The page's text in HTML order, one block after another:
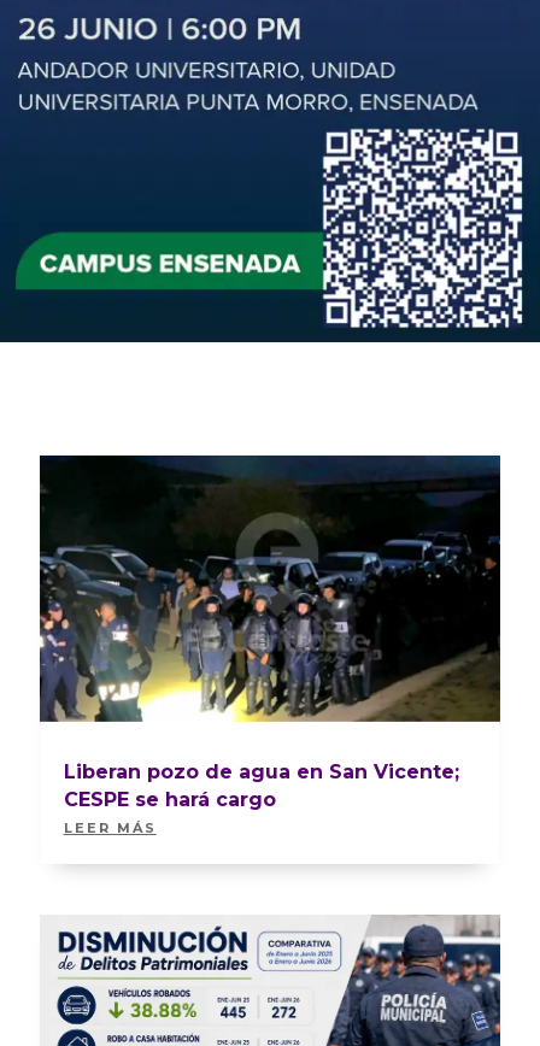
Liberan pozo de agua en San Vicente;
CESPE se hará cargo
LEER MÁS